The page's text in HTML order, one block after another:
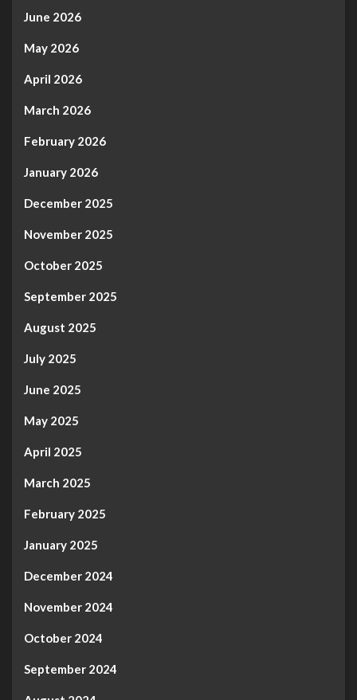
June 2026
May 2026
April 2026
March 2026
February 2026
January 2026
December 2025
November 2025
October 2025
September 2025
August 2025
July 2025
June 2025
May 2025
April 2025
March 2025
February 2025
January 2025
December 2024
November 2024
October 2024
September 2024